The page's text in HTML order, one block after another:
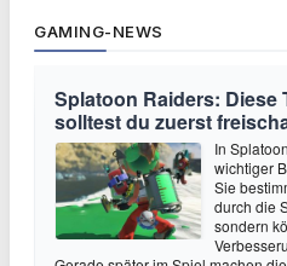
GAMING-NEWS
Splatoon Raiders: Diese
solltest du zuerst
In
wichtiger
Sie
durch die
sondern